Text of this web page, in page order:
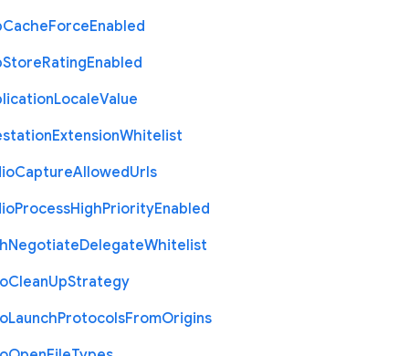
CacheForceEnabled
StoreRatingEnabled
LocaleValue
ExtensionWhitelist
CaptureAllowedUrls
ProcessHighPriorityEnabled
NegotiateDelegateWhitelist
CleanUpStrategy
LaunchProtocolsFromOrigins